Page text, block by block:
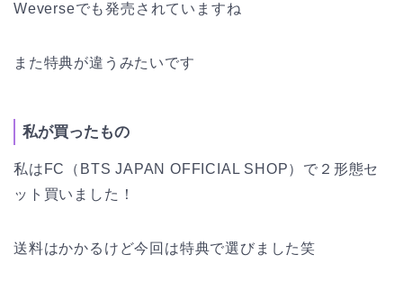
Weverseでも発売されていますね
また特典が違うみたいです
私が買ったもの
私はFC（BTS JAPAN OFFICIAL SHOP）で２形態セ
ット買いました！
送料はかかるけど今回は特典で選びました笑